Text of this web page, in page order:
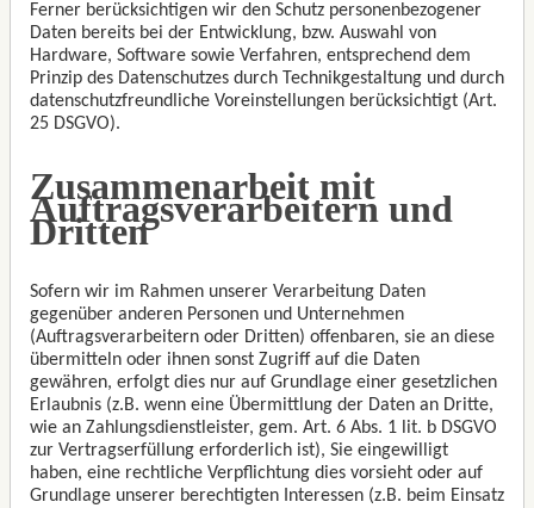
Ferner berücksichtigen wir den Schutz personenbezogener
Daten bereits bei der Entwicklung, bzw. Auswahl von
Hardware, Software sowie Verfahren, entsprechend dem
Prinzip des Datenschutzes durch Technikgestaltung und durch
datenschutzfreundliche Voreinstellungen berücksichtigt (Art.
25 DSGVO).
Zusammenarbeit mit
Auftragsverarbeitern und
Dritten
Sofern wir im Rahmen unserer Verarbeitung Daten
gegenüber anderen Personen und Unternehmen
(Auftragsverarbeitern oder Dritten) offenbaren, sie an diese
übermitteln oder ihnen sonst Zugriff auf die Daten
gewähren, erfolgt dies nur auf Grundlage einer gesetzlichen
Erlaubnis (z.B. wenn eine Übermittlung der Daten an Dritte,
wie an Zahlungsdienstleister, gem. Art. 6 Abs. 1 lit. b DSGVO
zur Vertragserfüllung erforderlich ist), Sie eingewilligt
haben, eine rechtliche Verpflichtung dies vorsieht oder auf
Grundlage unserer berechtigten Interessen (z.B. beim Einsatz